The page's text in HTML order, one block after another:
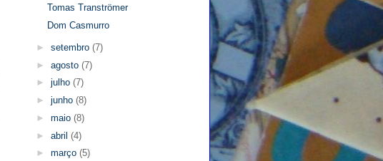
Tomas Tranströmer
Dom Casmurro
► setembro (7)
► agosto (7)
► julho (7)
► junho (8)
► maio (8)
► abril (4)
► março (5)